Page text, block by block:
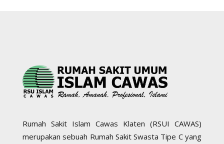
Rumah Sakit Islam Cawas Klaten (RSUI CAWAS)
merupakan sebuah Rumah Sakit Swasta Tipe C yang